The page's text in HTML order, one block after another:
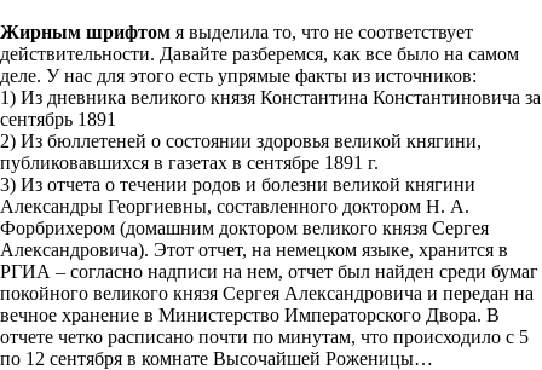
Жирным шрифтом я выделила то, что не соответствует
действительности. Давайте разберемся, как все было на самом
деле. У нас для этого есть упрямые факты из источников:
1) Из дневника великого князя Константина Константиновича за
сентябрь 1891
2) Из бюллетеней о состоянии здоровья великой княгини,
публиковавшихся в газетах в сентябре 1891 г.
3) Из отчета о течении родов и болезни великой княгини
Александры Георгиевны, составленного доктором Н. А.
Форбрихером (домашним доктором великого князя Сергея
Александровича). Этот отчет, на немецком языке, хранится в
РГИА – согласно надписи на нем, отчет был найден среди бумаг
покойного великого князя Сергея Александровича и передан на
вечное хранение в Министерство Императорского Двора. В
отчете четко расписано почти по минутам, что происходило с 5
по 12 сентября в комнате Высочайшей Роженицы…